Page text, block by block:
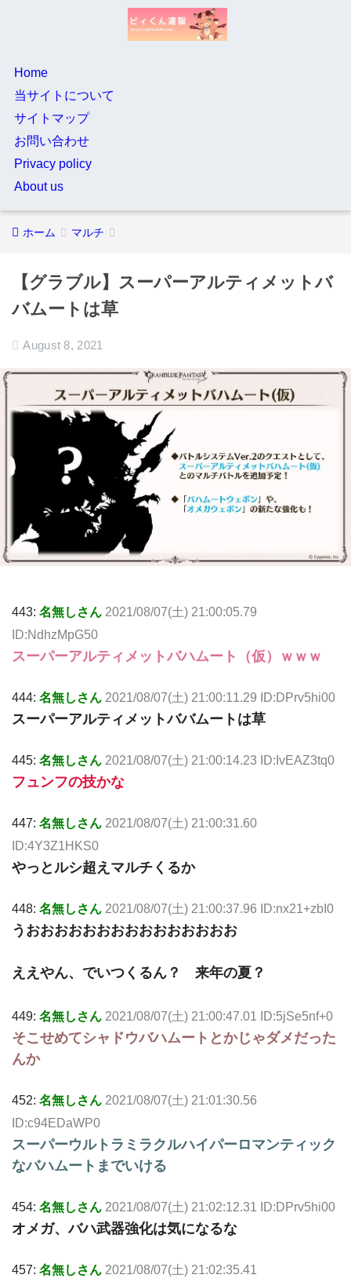
Home
当サイトについて
サイトマップ
お問い合わせ
Privacy policy
About us
ホーム マルチ
【グラブル】スーパーアルティメットバ
バムートは草
August 8, 2021
443: 名無しさん 2021/08/07(土) 21:00:05.79
ID:NdhzMpG50
スーパーアルティメットバハムート（仮）ｗｗｗ
444: 名無しさん 2021/08/07(土) 21:00:11.29 ID:DPrv5hi00
スーパーアルティメットババムートは草
445: 名無しさん 2021/08/07(土) 21:00:14.23 ID:IvEAZ3tq0
フュンフの技かな
447: 名無しさん 2021/08/07(土) 21:00:31.60
ID:4Y3Z1HKS0
やっとルシ超えマルチくるか
448: 名無しさん 2021/08/07(土) 21:00:37.96 ID:nx21+zbI0
うおおおおおおおおおおおおおおお
ええやん、でいつくるん？ 来年の夏？
449: 名無しさん 2021/08/07(土) 21:00:47.01 ID:5jSe5nf+0
そこせめてシャドウバハムートとかじゃダメだった
んか
452: 名無しさん 2021/08/07(土) 21:01:30.56
ID:c94EDaWP0
スーパーウルトラミラクルハイパーロマンティック
なバハムートまでいける
454: 名無しさん 2021/08/07(土) 21:02:12.31 ID:DPrv5hi00
オメガ、バハ武器強化は気になるな
457: 名無しさん 2021/08/07(土) 21:02:35.41